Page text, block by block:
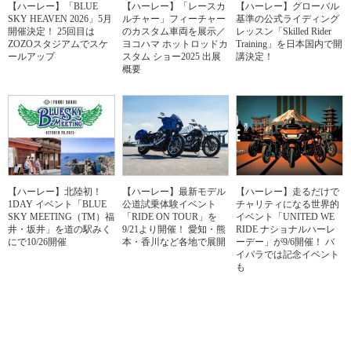
【ハーレー】「BLUE
SKY HEAVEN 2026」5月
開催決定！ 25回目は
ZOZOスタジアムでスケ
ールアップ
【ハーレー】「レースカ
ルチャー」フィーチャー
のカスタム車両を展示／
ヨコハマ ホットロッドカ
スタム ショー2025 出展
概要
【ハーレー】グローバル
基準の公式ライディング
レッスン「Skilled Rider
Training」を日本国内で開
講決定！
【ハーレー】北陸初！
1DAY イベント「BLUE
SKY MEETING（TM）福
井・坂井」を道の駅みく
にで10/26開催
【ハーレー】最新モデル
公道試乗体験イベント
「RIDE ON TOUR」を
9/21より開催！ 愛知・熊
本・香川など各地で展開
【ハーレー】走るだけで
チャリティになる世界的
イベント「UNITED WE
RIDE ナショナルハーレ
ーデー」が9/6開催！ バ
イパラでは記念イベント
も